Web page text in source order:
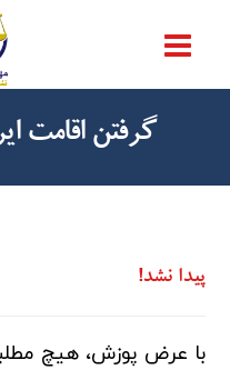
گرفتن اقامت
پیدا نشد!
با عرض پوزش، هیچ